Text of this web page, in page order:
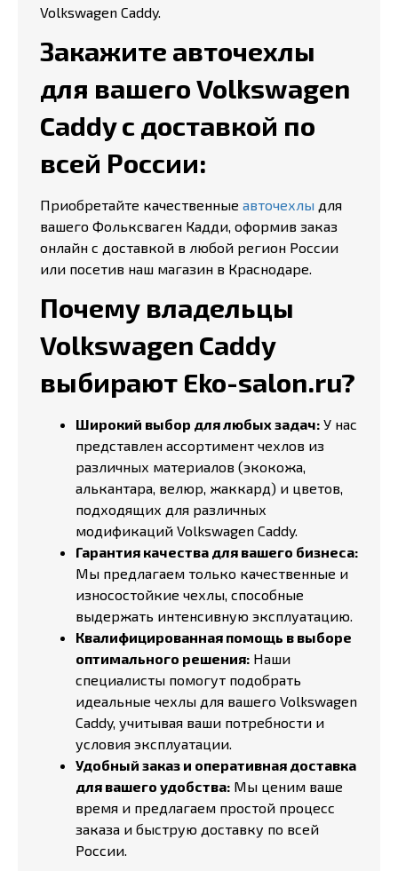
Volkswagen Caddy.
Закажите авточехлы
для вашего Volkswagen
Caddy с доставкой по
всей России:
Приобретайте качественные авточехлы для
вашего Фольксваген Кадди, оформив заказ
онлайн с доставкой в любой регион России
или посетив наш магазин в Краснодаре.
Почему владельцы
Volkswagen Caddy
выбирают Eko-salon.ru?
Широкий выбор для любых задач: У нас
представлен ассортимент чехлов из
различных материалов (экокожа,
алькантара, велюр, жаккард) и цветов,
подходящих для различных
модификаций Volkswagen Caddy.
Гарантия качества для вашего бизнеса:
Мы предлагаем только качественные и
износостойкие чехлы, способные
выдержать интенсивную эксплуатацию.
Квалифицированная помощь в выборе
оптимального решения: Наши
специалисты помогут подобрать
идеальные чехлы для вашего Volkswagen
Caddy, учитывая ваши потребности и
условия эксплуатации.
Удобный заказ и оперативная доставка
для вашего удобства: Мы ценим ваше
время и предлагаем простой процесс
заказа и быструю доставку по всей
России.